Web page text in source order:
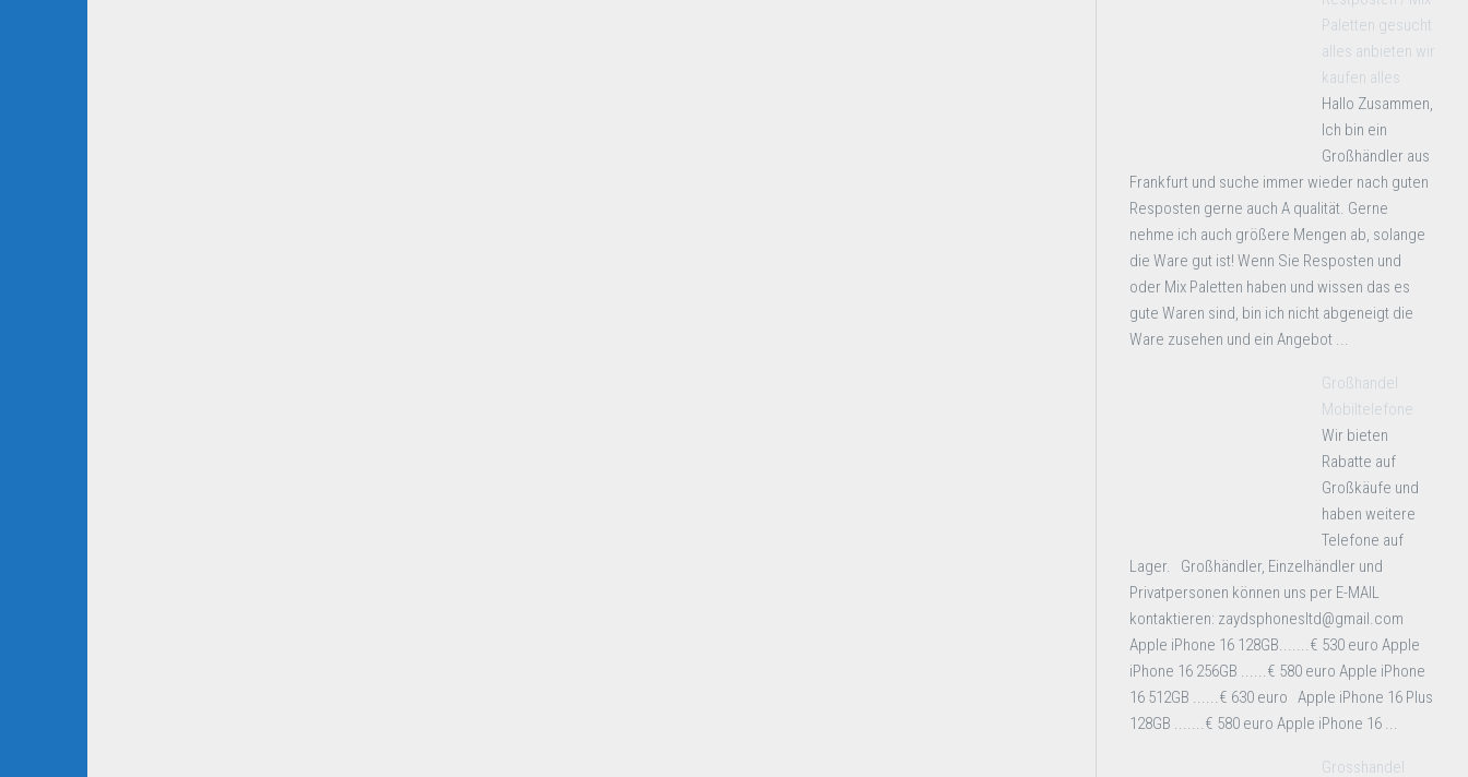
Paletten gesucht
alles anbieten wir
kaufen alles
Hallo Zusammen,
Ich bin ein
Großhändler aus
Frankfurt und suche immer wieder nach guten
Resposten gerne auch A qualität. Gerne
nehme ich auch größere Mengen ab, solange
die Ware gut ist! Wenn Sie Resposten und
oder Mix Paletten haben und wissen das es
gute Waren sind, bin ich nicht abgeneigt die
Ware zusehen und ein Angebot ...
Großhandel
Mobiltelefone
Wir bieten
Rabatte auf
Großkäufe und
haben weitere
Telefone auf
Lager. Großhändler, Einzelhändler und
Privatpersonen können uns per E-MAIL
kontaktieren: zaydsphonesltd@gmail.com
Apple iPhone 16 128GB.......€ 530 euro Apple
iPhone 16 256GB ......€ 580 euro Apple iPhone
16 512GB ......€ 630 euro Apple iPhone 16 Plus
128GB .......€ 580 euro Apple iPhone 16 ...
Grosshandel